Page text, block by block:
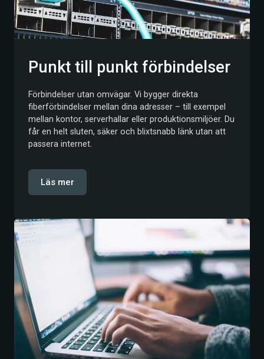
Punkt till punkt förbindelser
Förbindelser utan omvägar. Vi bygger direkta
fiberförbindelser mellan dina adresser – till exempel
mellan kontor, serverhallar eller produktionsmiljöer. Du
får en helt sluten, säker och blixtsnabb länk utan att
passera internet.
Läs mer